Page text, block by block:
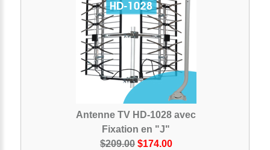
Antenne TV HD-1028 avec
Fixation en "J"
$209.00 $174.00